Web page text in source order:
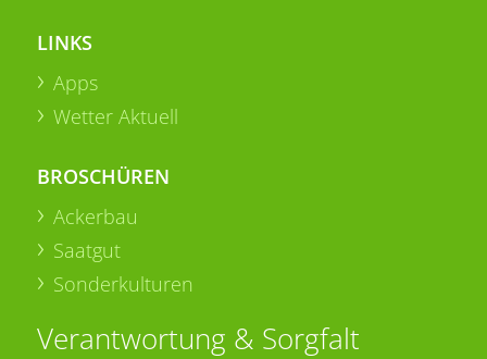
LINKS
Apps
Wetter Aktuell
BROSCHÜREN
Ackerbau
Saatgut
Sonderkulturen
Verantwortung & Sorgfalt